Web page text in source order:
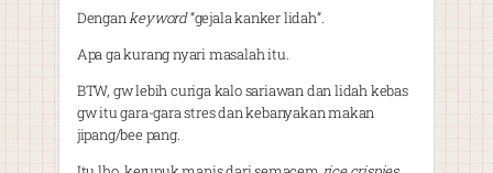
Dengankeyword“gejala kanker lidah”.
Apa ga kurang nyari masalah itu.
BTW, gw lebih curiga kalo sariawan dan lidah kebas
gw itu gara-gara stres dan kebanyakan makan
jipang/bee pang.